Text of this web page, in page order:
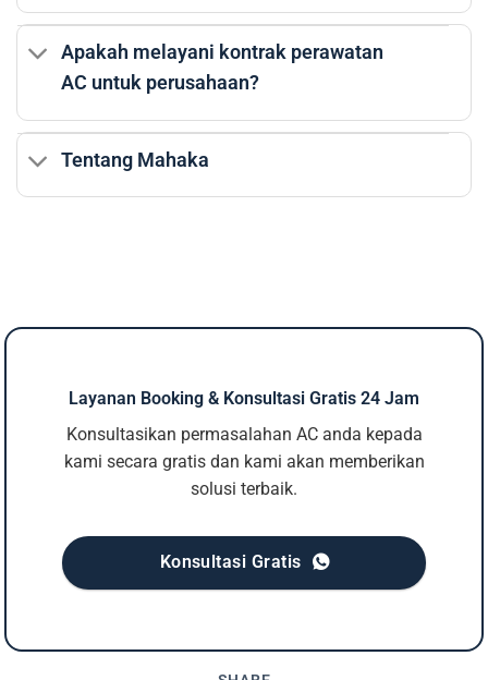
Apakah melayani kontrak perawatan
AC untuk perusahaan?
Tentang Mahaka
Layanan Booking & Konsultasi Gratis 24 Jam
Konsultasikan permasalahan AC anda kepada
kami secara gratis dan kami akan memberikan
solusi terbaik.
Konsultasi Gratis